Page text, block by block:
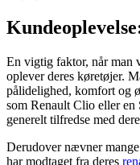
En vigtig faktor, når man
oplever deres køretøjer.
pålidelighed, komfort og
som Renault Clio eller
generelt tilfredse med
Derudover nævner
har modtaget fra deres